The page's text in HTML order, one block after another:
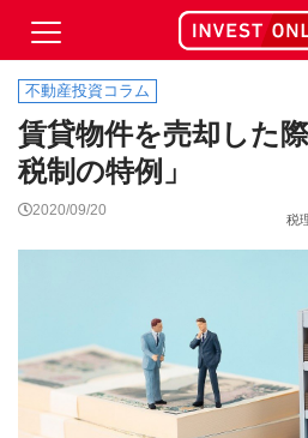
不動産投資コラム
賃貸物件を売却した
税制の特例」
2020/09/20
税